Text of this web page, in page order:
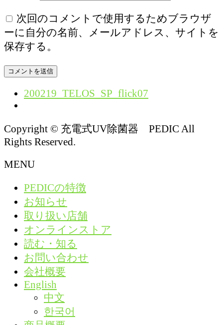
次回のコメントで使用するためブラウザ
ーに自分の名前、メールアドレス、サイトを
保存する。
200219_TELOS_SP_flick07
Copyright © 充電式UV除菌器 PEDIC All
Rights Reserved.
MENU
PEDICの特徴
お知らせ
取り扱い店舗
オンラインストア
読む・知る
お問い合わせ
会社概要
English
中文
한국어